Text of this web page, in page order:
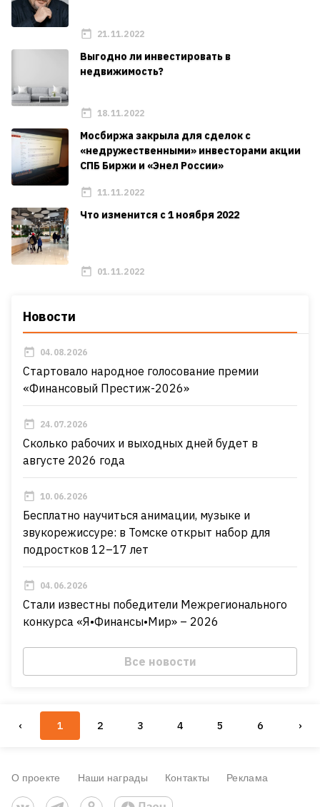
21.11.2022
Выгодно ли инвестировать в
недвижимость?
18.11.2022
Мосбиржа закрыла для сделок с
«недружественными» инвесторами акции
СПБ Биржи и «Энел России»
11.11.2022
Что изменится с 1 ноября 2022
01.11.2022
Новости
04.08.2026
Стартовало народное голосование премии
«Финансовый Престиж-2026»
24.07.2026
Сколько рабочих и выходных дней будет в
августе 2026 года
10.06.2026
Бесплатно научиться анимации, музыке и
звукорежиссуре: в Томске открыт набор для
подростков 12–17 лет
04.06.2026
Стали известны победители Межрегионального
конкурса «Я•Финансы•Мир» – 2026
Все новости
‹ 1 2 3 4 5 6 ›
О проекте Наши награды Контакты Реклама